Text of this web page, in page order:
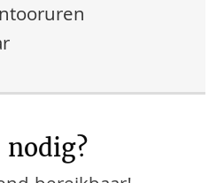
nodig?